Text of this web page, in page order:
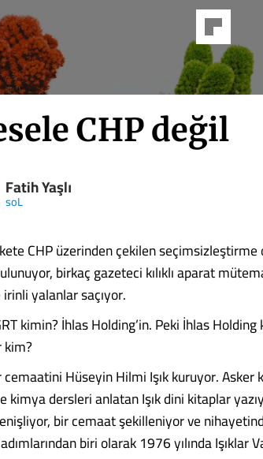
CHP değil
Fatih Yaşlı
soL
CHP üzerinden çekilen
birkaç gazeteci kılıklı aparat
yalanlar saçıyor.
kimin? İhlas Holding’in. Peki İhlas
kim?
cemaatini Hüseyin Hilmi Işık kuruyor.
kimya dersleri anlatan Işık dini kitaplar
bir cemaat şekilleniyor ve
biri olarak 1976 yılında Işıklar